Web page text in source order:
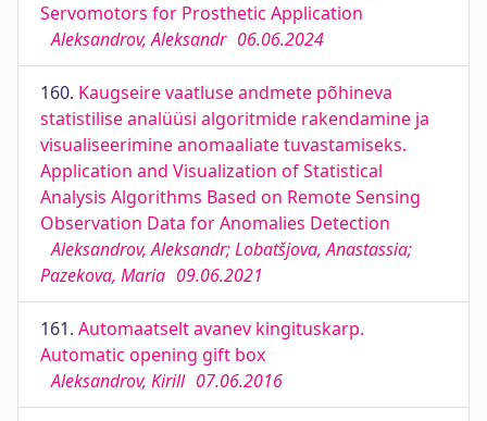
Servomotors for Prosthetic Application
Aleksandrov, Aleksandr 06.06.2024
160. Kaugseire vaatluse andmete põhineva
statistilise analüüsi algoritmide rakendamine ja
visualiseerimine anomaaliate tuvastamiseks.
Application and Visualization of Statistical
Analysis Algorithms Based on Remote Sensing
Observation Data for Anomalies Detection
Aleksandrov, Aleksandr; Lobatšjova, Anastassia;
Pazekova, Maria 09.06.2021
161. Automaatselt avanev kingituskarp.
Automatic opening gift box
Aleksandrov, Kirill 07.06.2016